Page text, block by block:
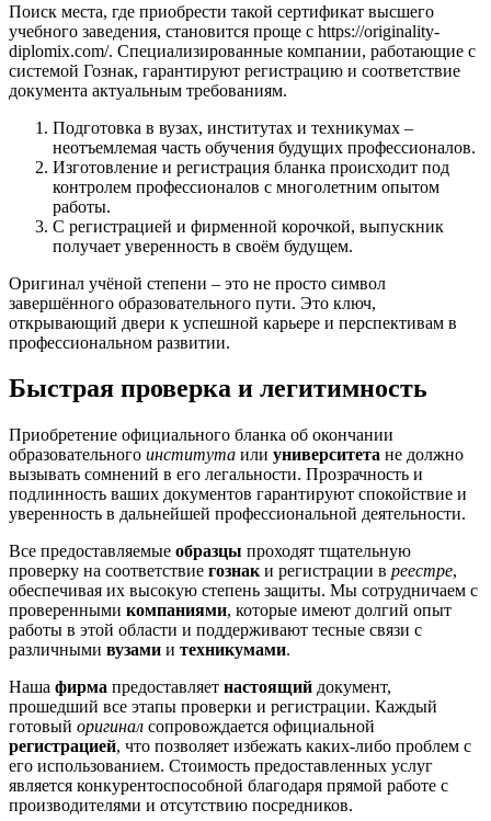
Поиск места, где приобрести такой сертификат высшего
учебного заведения, становится проще с https://originality-
diplomix.com/. Специализированные компании, работающие с
системой Гознак, гарантируют регистрацию и соответствие
документа актуальным требованиям.
Подготовка в вузах, институтах и техникумах –
неотъемлемая часть обучения будущих профессионалов.
Изготовление и регистрация бланка происходит под
контролем профессионалов с многолетним опытом
работы.
С регистрацией и фирменной корочкой, выпускник
получает уверенность в своём будущем.
Оригинал учёной степени – это не просто символ
завершённого образовательного пути. Это ключ,
открывающий двери к успешной карьере и перспективам в
профессиональном развитии.
Быстрая проверка и легитимность
Приобретение официального бланка об окончании
образовательного института или университета не должно
вызывать сомнений в его легальности. Прозрачность и
подлинность ваших документов гарантируют спокойствие и
уверенность в дальнейшей профессиональной деятельности.
Все предоставляемые образцы проходят тщательную
проверку на соответствие гознак и регистрации в реестре,
обеспечивая их высокую степень защиты. Мы сотрудничаем с
проверенными компаниями, которые имеют долгий опыт
работы в этой области и поддерживают тесные связи с
различными вузами и техникумами.
Наша фирма предоставляет настоящий документ,
прошедший все этапы проверки и регистрации. Каждый
готовый оригинал сопровождается официальной
регистрацией, что позволяет избежать каких-либо проблем с
его использованием. Стоимость предоставленных услуг
является конкурентоспособной благодаря прямой работе с
производителями и отсутствию посредников.